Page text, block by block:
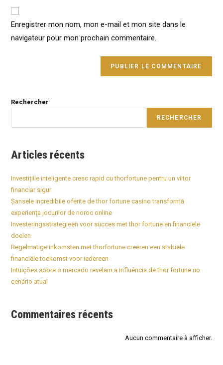
comment
website
URL
(optional)
Enregistrer mon nom, mon e-mail et mon site dans le
navigateur pour mon prochain commentaire.
Rechercher
RECHERCHER
Articles récents
Investițiile inteligente cresc rapid cu thorfortune pentru un viitor
financiar sigur
Șansele incredibile oferite de thor fortune casino transformă
experiența jocurilor de noroc online
Investeringsstrategieën voor succes met thor fortune en financiële
doelen
Regelmatige inkomsten met thorfortune creëren een stabiele
financiële toekomst voor iedereen
Intuições sobre o mercado revelam a influência de thor fortune no
cenário atual
Commentaires récents
Aucun commentaire à afficher.